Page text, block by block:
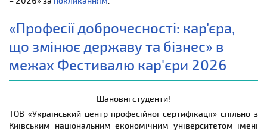
«Професії доброчесності: кар’єра,
що змінює державу та бізнес» в
межах Фестивалю кар'єри 2026
Шановні студенти!
ТОВ «Український центр професійної сертифікації» спільно з
Київським національним економічним університетом імені